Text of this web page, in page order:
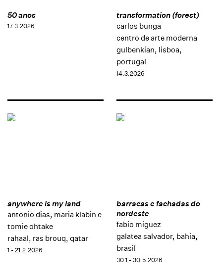
50 anos
17.3.2026
transformation (forest)
carlos bunga
centro de arte moderna
gulbenkian, lisboa,
portugal
14.3.2026
anywhere is my land
antonio dias, maria klabin e
tomie ohtake
rahaal, ras brouq, qatar
1 - 21.2.2026
barracas e fachadas do
nordeste
fabio miguez
galatea salvador, bahia,
brasil
30.1 - 30.5.2026